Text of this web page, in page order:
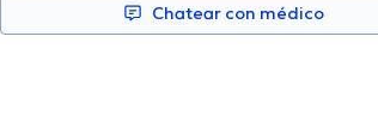
Chatear con médico